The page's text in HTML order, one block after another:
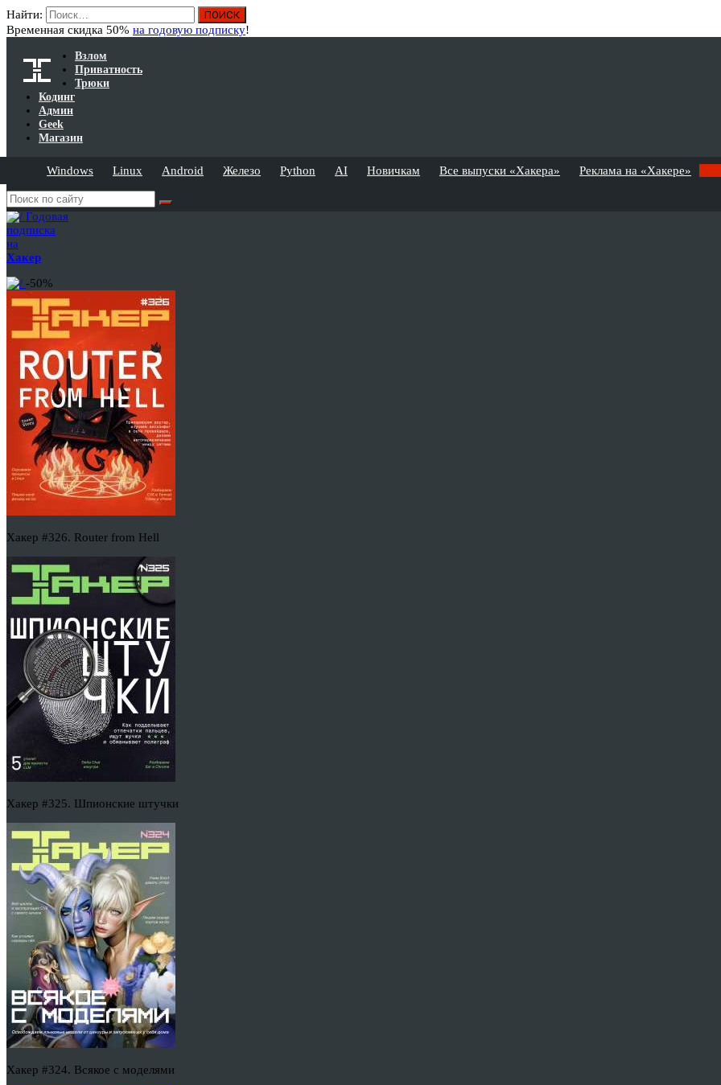
Найти:
Временная скидка 50% на годовую подписку!
Взлом
Приватность
Трюки
Кодинг
Админ
Geek
Магазин
Windows Linux Android Железо Python AI Новичкам Все выпуски «Хакера» Реклама на «Хакере»
Годовая
подписка
на
Хакер
-50%
Хакер #326. Router from Hell
Хакер #325. Шпионские штучки
Хакер #324. Всякое с моделями